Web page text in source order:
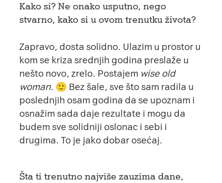
Kako si? Ne onako usputno, nego
stvarno, kako si u ovom trenutku života?
Zapravo, dosta solidno. Ulazim u prostor u
kom se kriza srednjih godina preslaže u
nešto novo, zrelo. Postajem wise old
woman. 🙂 Bez šale, sve što sam radila u
poslednjih osam godina da se upoznam i
osnažim sada daje rezultate i mogu da
budem sve solidniji oslonac i sebi i
drugima. To je jako dobar osećaj.
Šta ti trenutno najviše zauzima dane,